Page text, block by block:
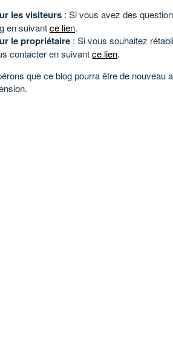
les visiteurs : Si vous avez des
en suivantce lien.
le propriétaire : Si vous souhaitez
contacter en suivantce lien.
que ce blog pourra être de